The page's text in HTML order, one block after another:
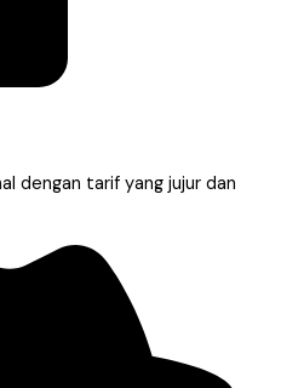
dengan tarif yang jujur dan